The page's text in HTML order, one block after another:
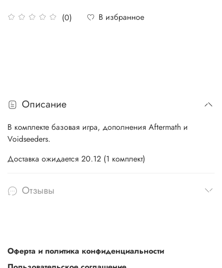
(0) В избранное
Описание
В комплекте базовая игра, дополнения Aftermath и
Voidseeders.
Доставка ожидается 20.12 (1 комплект)
Отзывы
Оферта и политика конфиденциальности